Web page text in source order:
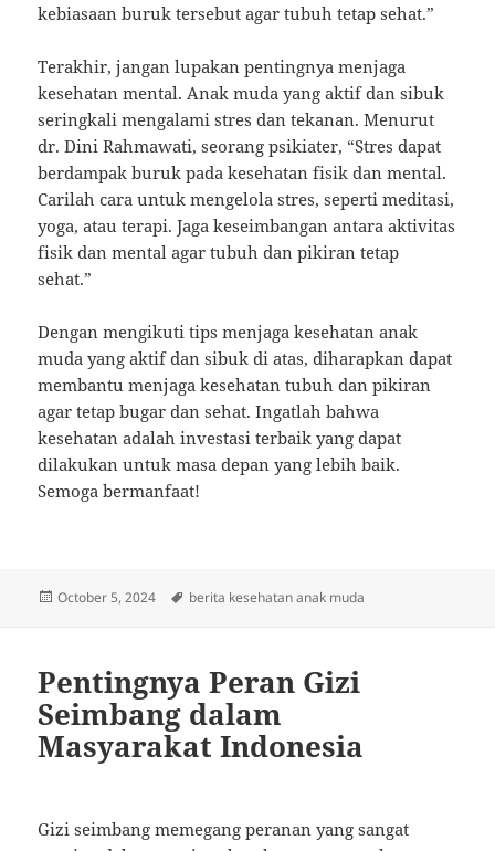
kebiasaan buruk tersebut agar tubuh tetap sehat.”
Terakhir, jangan lupakan pentingnya menjaga
kesehatan mental. Anak muda yang aktif dan sibuk
seringkali mengalami stres dan tekanan. Menurut
dr. Dini Rahmawati, seorang psikiater, “Stres dapat
berdampak buruk pada kesehatan fisik dan mental.
Carilah cara untuk mengelola stres, seperti meditasi,
yoga, atau terapi. Jaga keseimbangan antara aktivitas
fisik dan mental agar tubuh dan pikiran tetap
sehat.”
Dengan mengikuti tips menjaga kesehatan anak
muda yang aktif dan sibuk di atas, diharapkan dapat
membantu menjaga kesehatan tubuh dan pikiran
agar tetap bugar dan sehat. Ingatlah bahwa
kesehatan adalah investasi terbaik yang dapat
dilakukan untuk masa depan yang lebih baik.
Semoga bermanfaat!
Posted
October 5, 2024 Tags
berita kesehatan anak muda
Pentingnya Peran Gizi
Seimbang dalam
Masyarakat Indonesia
Gizi seimbang memegang peranan yang sangat